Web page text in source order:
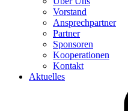
Vorstand
Ansprechpartner
Partner
Sponsoren
Kooperationen
Kontakt
Aktuelles